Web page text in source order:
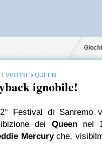
Giochi
› QUEEN
ignobile!
Festival di Sanremo
dei Queennel
Mercuryche,